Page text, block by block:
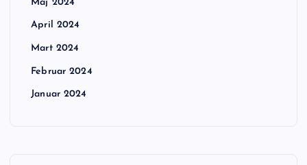
Maj 2024
April 2024
Mart 2024
Februar 2024
Januar 2024